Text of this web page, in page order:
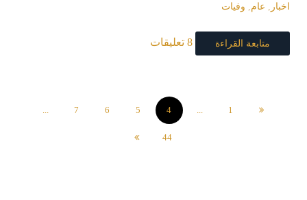
اخبار
عام وفيات
متابعة القراءة 8 تعليقات
1
4
5
6
7
44